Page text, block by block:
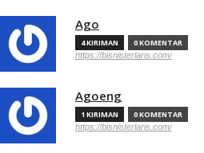
Ago
4 KIRIMAN 0 KOMENTAR
https://bisnisterlaris.com/
Agoeng
1 KIRIMAN 0 KOMENTAR
https://bisnisterlaris.com/